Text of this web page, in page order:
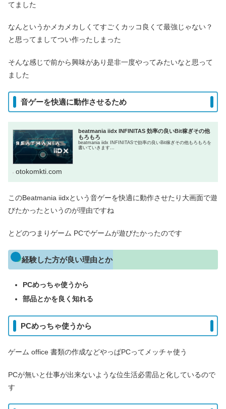
てました
なんというかメカメカしくてすごくカッコ良くて最強じゃない？
と思ってましてつい作ったしまった
そんな感じで前から興味があり是非一度やってみたいなと思って
ました
音ゲーを快適に動作させるため
beatmania iidx INFINITAS 効率の良いBit稼ぎその他
もろもろ
beatmania iidx INFINITASで効率の良いBit稼ぎその他もろもろを
書いていきます...
otokomkti.com
このBeatmania iidxという音ゲーを快適に動作させたり大画面で遊
びたかったというのが理由ですね
とどのつまりゲーム PCでゲームが遊びたかったのです
経験した方が良い理由とか
PCめっちゃ使うから
部品とかを良く知れる
PCめっちゃ使うから
ゲーム office 書類の作成などやっぱPCってメッチャ使う
PCが無いと仕事が出来ないような位生活必需品と化しているので
す